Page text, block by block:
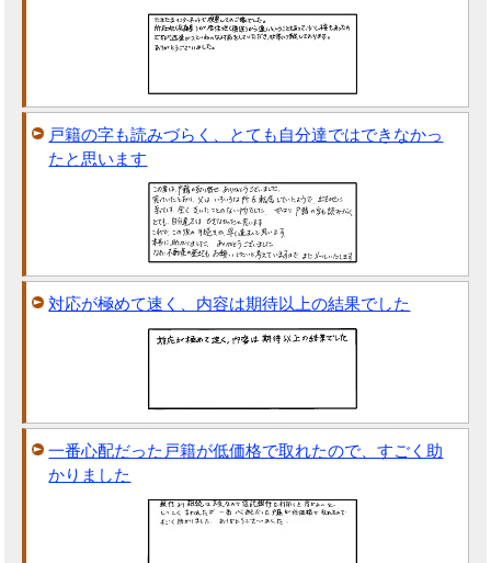
戸籍の字も読みづらく、とても自分達ではできなかっ
たと思います
対応が極めて速く、内容は期待以上の結果でした
一番心配だった戸籍が低価格で取れたので、すごく助
かりました